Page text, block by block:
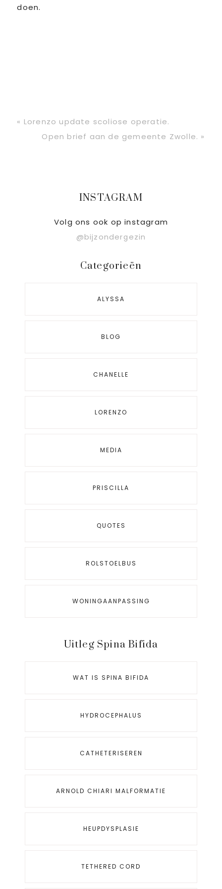
doen.
Vorig
bericht:
« Lorenzo update scoliose operatie.
Volgend
Open brief aan de gemeente Zwolle. »
Primaire
Sidebar
INSTAGRAM
Volg ons ook op instagram
@bijzondergezin
Categorieën
ALYSSA
BLOG
CHANELLE
LORENZO
MEDIA
PRISCILLA
QUOTES
ROLSTOELBUS
WONINGAANPASSING
Uitleg Spina Bifida
WAT IS SPINA BIFIDA
HYDROCEPHALUS
CATHETERISEREN
ARNOLD CHIARI MALFORMATIE
HEUPDYSPLASIE
TETHERED CORD